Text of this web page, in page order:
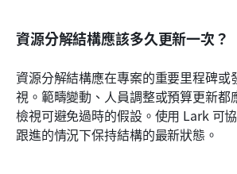
資源分解結構應該多久更新一次？
資源分解結構應在專案的重要里程碑或
視。範疇變動、人員調整或預算更新都
檢視可避免過時的假設。使用 Lark 可
跟進的情況下保持結構的最新狀態。